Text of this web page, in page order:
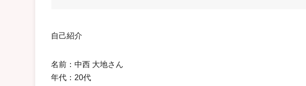
自己紹介
名前：中西 大地さん
年代：20代